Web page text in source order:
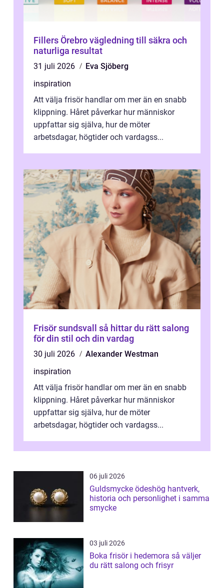
Fillers Örebro vägledning till säkra och
naturliga resultat
31 juli 2026
Eva Sjöberg
inspiration
Att välja frisör handlar om mer än en snabb
klippning. Håret påverkar hur människor
uppfattar sig själva, hur de möter
arbetsdagar, högtider och vardagss...
Frisör sundsvall så hittar du rätt salong
för din stil och din vardag
30 juli 2026
Alexander Westman
inspiration
Att välja frisör handlar om mer än en snabb
klippning. Håret påverkar hur människor
uppfattar sig själva, hur de möter
arbetsdagar, högtider och vardagss...
06 juli 2026
Guldsmycke ödeshög hantverk,
historia och personlighet i samma
smycke
03 juli 2026
Boka frisör i hedemora så väljer
du rätt salong och frisyr